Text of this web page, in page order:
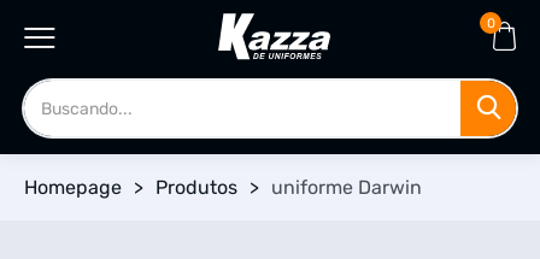
0
Homepage > Produtos > uniforme Darwin